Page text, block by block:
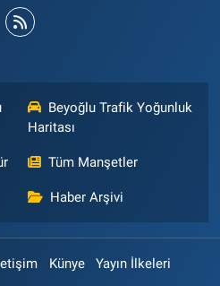
Beyoğlu Trafik Yoğunluk
Haritası
Tüm Manşetler
Haber Arşivi
Künye Yayın İlkeleri